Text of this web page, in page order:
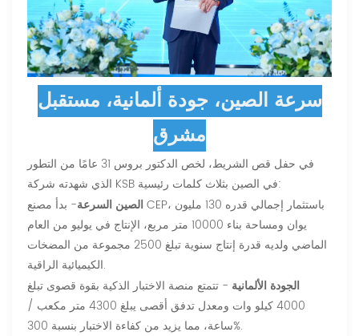
سرعة الصين، جودة ألمانية، مستقبل
مشرق
في حفل قص الشريط، لخص الدكتور بروس 31 عامًا من التطور
الذي شهدته شركة KSB في الصين بثلاث كلمات رئيسية:
الصين السرعة- بدأ مصنع CEP، باستثمار إجمالي قدره 130 مليون
يوان ومساحة بناء 10000 متر مربع، الإنتاج في يوليو من العام
الماضي ولديه قدرة إنتاج سنوية تبلغ 2500 مجموعة من المضخات
الكيميائية الراقية.
الجودة الألمانية - تتمتع منصة الاختبار الذكية بقوة قصوى تبلغ
4000 كيلو وات ومعدل تدفق أقصى يبلغ 4300 متر مكعب /
ساعة، مما يزيد من كفاءة الاختبار بنسبة 300%.